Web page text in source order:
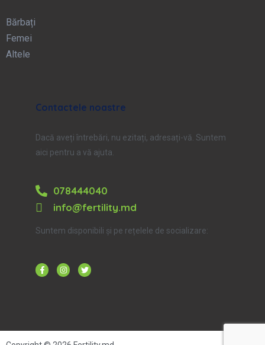
Bărbați
Femei
Altele
Contactele noastre
Dacă aveți întrebări, nu ezitați, adresați-vă. Suntem
aici pentru a vă ajuta.
078444040
info@fertility.md
Suntem disponibili și pe rețelele de socializare: